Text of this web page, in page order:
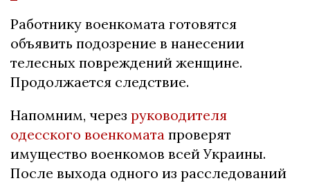
Работнику военкомата готовятся
объявить подозрение в нанесении
телесных повреждений женщине.
Продолжается следствие.
Напомним, через руководителя
одесского военкомата проверят
имущество военкомов всей Украины.
После выхода одного из расследований